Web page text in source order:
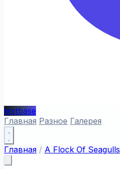
textbase
Главная Разное Галерея
Главная / A Flock Of Seagulls